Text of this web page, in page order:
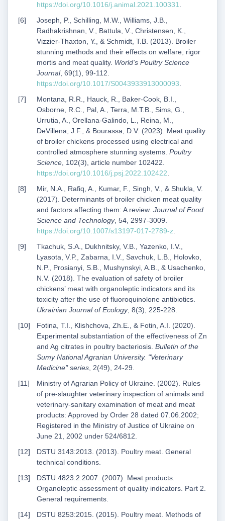
https://doi.org/10.1016/j.animal.2021.100331
Joseph, P., Schilling, M.W., Williams, J.B.,
Radhakrishnan, V., Battula, V., Christensen, K.,
Vizzier-Thaxton, Y., & Schmidt, T.B. (2013). Broiler
stunning methods and their effects on welfare, rigor
mortis and meat quality. World's Poultry Science
Journal, 69(1), 99-112.
https://doi.org/10.1017/S0043933913000093
Montana, R.R., Hauck, R., Baker-Cook, B.I.,
Osborne, R.C., Pal, A., Terra, M.T.B., Sims, G.,
Urrutia, A., Orellana-Galindo, L., Reina, M.,
DeVillena, J.F., & Bourassa, D.V. (2023). Meat quality
of broiler chickens processed using electrical and
controlled atmosphere stunning systems. Poultry
Science , 102(3), article number 102422.
https://doi.org/10.1016/j.psj.2022.102422
Mir, N.A., Rafiq, A., Kumar, F., Singh, V., & Shukla, V.
(2017). Determinants of broiler chicken meat quality
and factors affecting them: A review. Journal of Food
Science and Technology, 54, 2997-3009.
https://doi.org/10.1007/s13197-017-2789-z
Tkachuk, S.A., Dukhnitsky, V.B., Yazenko, I.V.,
Lyasota, V.P., Zabarna, I.V., Savchuk, L.B., Holovko,
N.P., Prosianyi, S.B., Mushynskyi, A.B., & Usachenko,
N.V. (2018). The evaluation of safety of broiler
chickens’ meat with organoleptic indicators and its
toxicity after the use of fluoroquinolone antibiotics.
Ukrainian Journal of Ecology, 8(3), 225-228.
Fotina, T.I., Klishchova, Zh.E., & Fotin, A.I. (2020).
Experimental substantiation of the effectiveness of Zn
and Ag citrates in poultry bacteriosis. Bulletin of the
Sumy National Agrarian University. "Veterinary
Medicine" series , 2(49), 24-29.
Ministry of Agrarian Policy of Ukraine. (2002). Rules
of pre-slaughter veterinary inspection of animals and
veterinary-sanitary examination of meat and meat
products: Approved by Order 28 dated 07.06.2002;
Registered in the Ministry of Justice of Ukraine on
June 21, 2002 under 524/6812.
DSTU 3143:2013. (2013). Poultry meat. General
technical conditions.
DSTU 4823.2:2007. (2007). Meat products.
Organoleptic assessment of quality indicators. Part 2.
General requirements.
DSTU 8253:2015. (2015). Poultry meat. Methods of